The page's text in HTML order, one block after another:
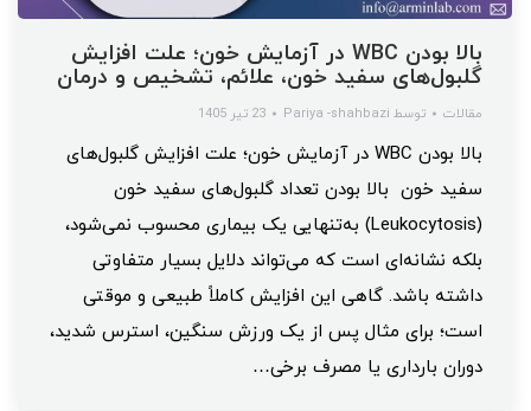
بالا بودن WBC در آزمایش خون؛ علت افزایش
گلبول‌های سفید خون، علائم، تشخیص و درمان
مقالات توسط Pariya -shahbazi 23 تیر 1405
بالا بودن WBC در آزمایش خون؛ علت افزایش گلبول‌های
سفید خون بالا بودن تعداد گلبول‌های سفید خون
(Leukocytosis) به‌تنهایی یک بیماری محسوب نمی‌شود،
بلکه نشانه‌ای است که می‌تواند دلایل بسیار متفاوتی
داشته باشد. گاهی این افزایش کاملاً طبیعی و موقتی
است؛ برای مثال پس از یک ورزش سنگین، استرس شدید،
دوران بارداری یا مصرف برخی…